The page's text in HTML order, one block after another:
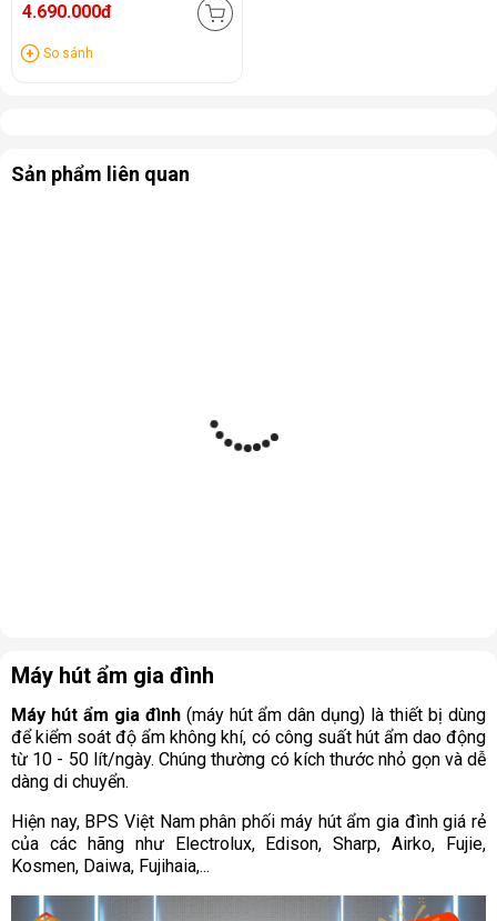
4.690.000đ
So sánh
Sản phẩm liên quan
Máy hút ẩm gia đình
Máy hút ẩm gia đình(máy hút ẩm dân dụng) là thiết bị dùng
để kiểm soát độ ẩm không khí, có công suất hút ẩm dao động
từ 10 - 50 lít/ngày. Chúng thường có kích thước nhỏ gọn và dễ
dàng di chuyển.
Hiện nay, BPS Việt Nam phân phối máy hút ẩm gia đình giá rẻ
của các hãng như Electrolux, Edison, Sharp, Airko, Fujie,
Kosmen, Daiwa, Fujihaia,...